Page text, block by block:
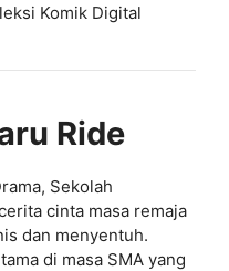
Komik Digital
Ride
Sekolah
cinta masa remaja
dan menyentuh.
di masa SMA yang